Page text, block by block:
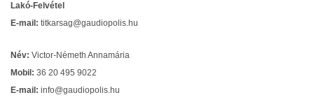
Lakó-Felvétel
E-mail: titkarsag@gaudiopolis.hu
Név: Victor-Németh Annamária
Mobil: 36 20 495 9022
E-mail: info@gaudiopolis.hu